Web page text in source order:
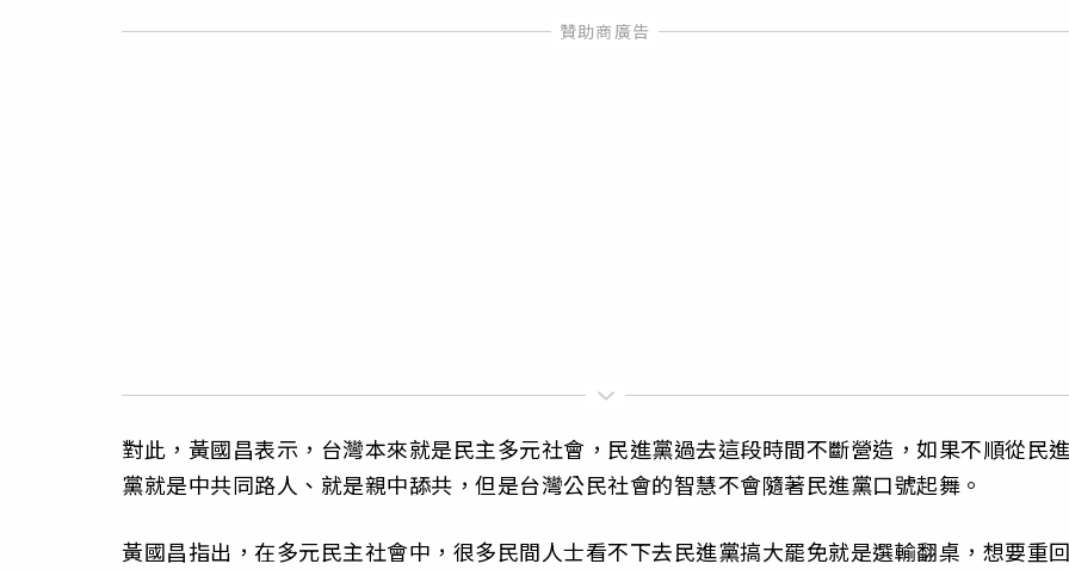
對此，黃國昌表示，台灣本來就是民主多元社會，民進黨過去這段時間不斷營造，如果不順從民
黨就是中共同路人、就是親中舔共，但是台灣公民社會的智慧不會隨著民進黨口號起舞。
黃國昌指出，在多元民主社會中，很多民間人士看不下去民進黨搞大罷免就是選輸翻桌，想要重